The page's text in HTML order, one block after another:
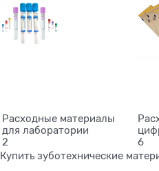
Расходные материалы
для лаборатории
2
6
Купить зуботехнические